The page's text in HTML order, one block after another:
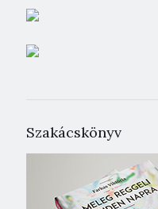
Szakácskönyv